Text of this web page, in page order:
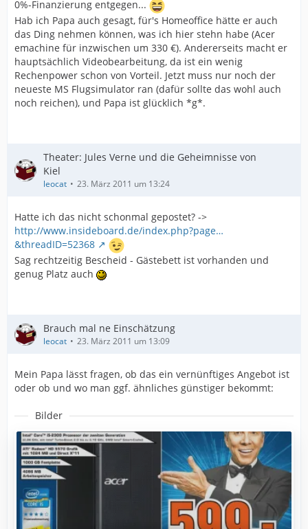
0%-Finanzierung entgegen...
Hab ich Papa auch gesagt, für's Homeoffice hätte er auch
das Ding nehmen können, was ich hier stehn habe (Acer
emachine für inzwischen um 330 €). Andererseits macht er
hauptsächlich Videobearbeitung, da ist ein wenig
Rechenpower schon von Vorteil. Jetzt muss nur noch der
neueste MS Flugsimulator ran (dafür sollte das wohl auch
noch reichen), und Papa ist glücklich *g*.
Theater: Jules Verne und die Geheimnisse von
Kiel
leocat 23. März 2011 um 13:24
Hatte ich das nicht schonmal gepostet? ->
http://www.insideboard.de/index.php?page…
&threadID=52368
Sag rechtzeitig Bescheid - Gästebett ist vorhanden und
genug Platz auch
Brauch mal ne Einschätzung
leocat 23. März 2011 um 13:09
Mein Papa lässt fragen, ob das ein vernünftiges Angebot ist
oder ob und wo man ggf. ähnliches günstiger bekommt:
Bilder